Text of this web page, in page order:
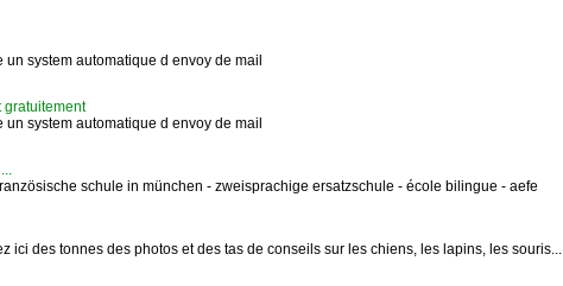
system automatique d envoy de mail
gratuitement
system automatique d envoy de mail
schule in münchen - zweisprachige ersatzschule - école bilingue - aefe
ici des tonnes des photos et des tas de conseils sur les chiens, les lapins, les souris...